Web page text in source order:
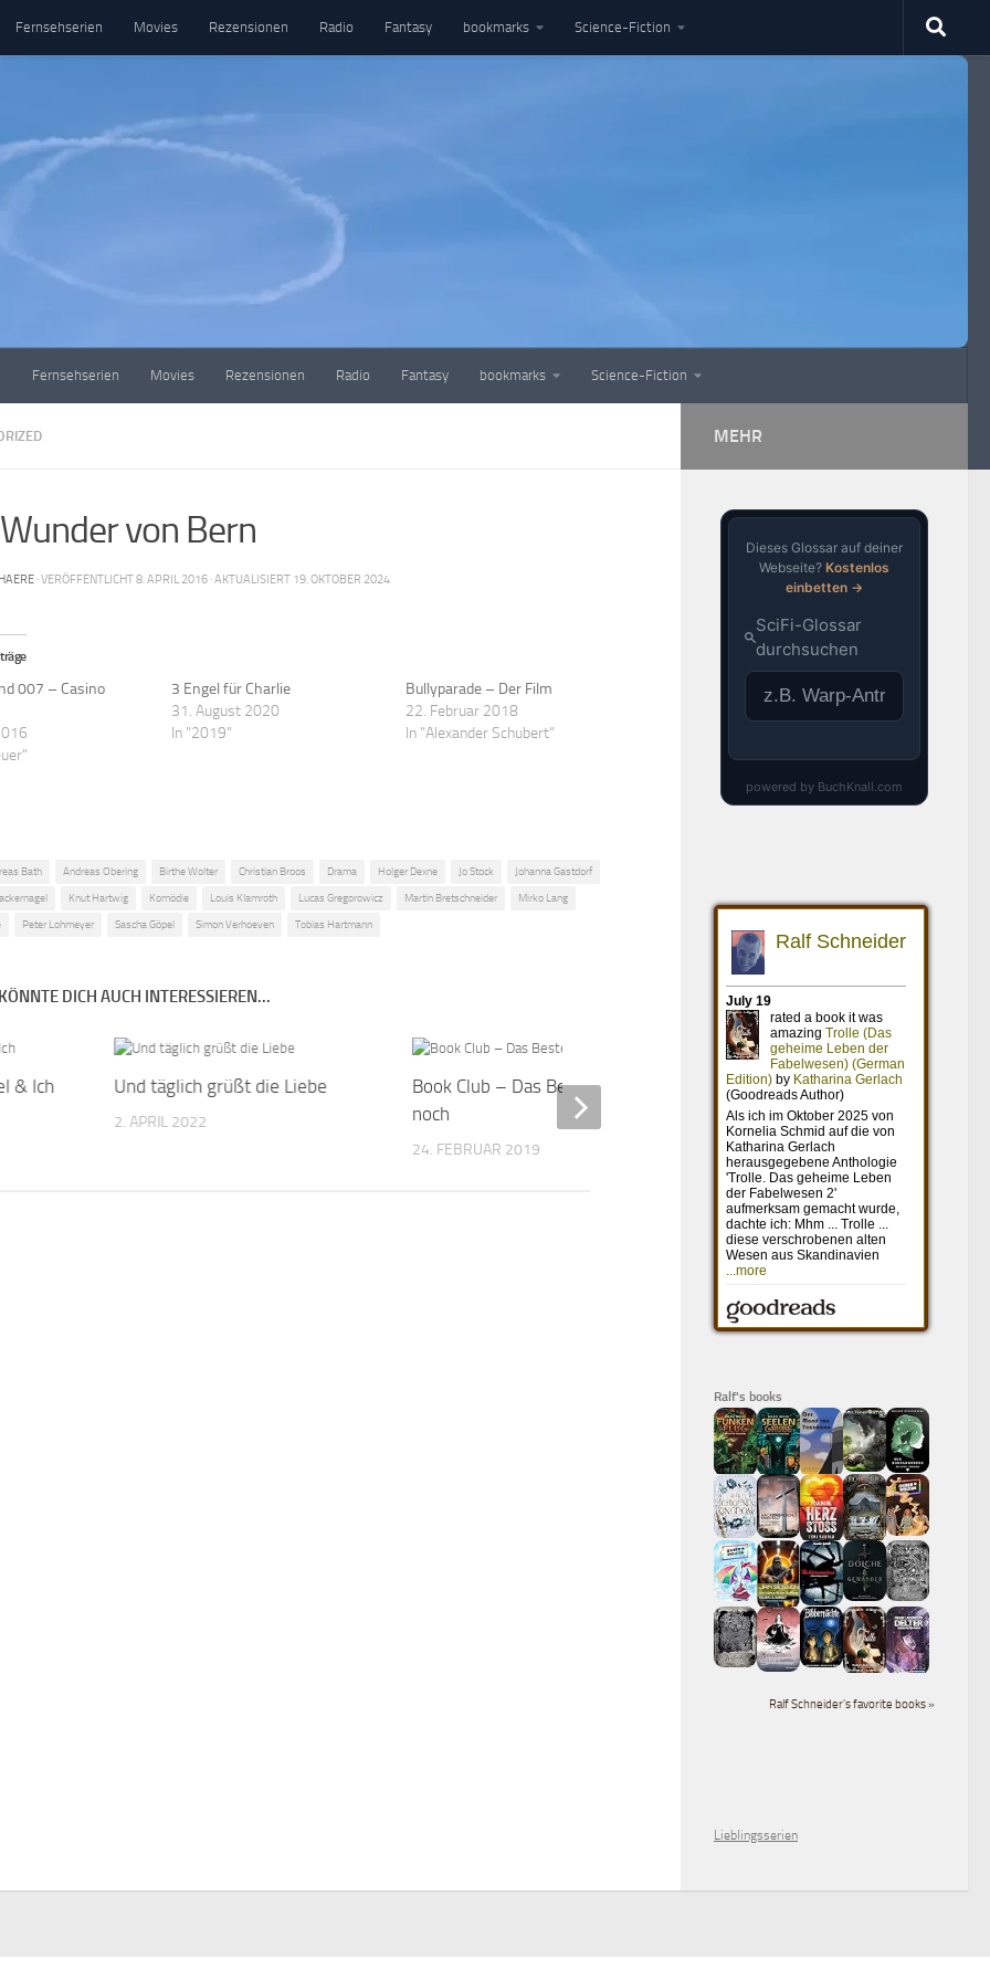
Fernsehserien Movies Rezensionen Radio Fantasy bookmarks Science-Fiction
Fernsehserien Movies Rezensionen Radio Fantasy bookmarks Science-Fiction
von Bern
· VERÖFFENTLICHT8. APRIL 2016 · AKTUALISIERT 19. OKTOBER 2024
007 – Casino
3 Engel für Charlie
31. August 2020
In "2019"
Bullyparade – Der Film
22. Februar 2018
In "Alexander Schubert"
Bath Andreas Obering Birthe Wolter Christian Broos Drama Holger Dexne Jo Stock Johanna Gastdorf
Knut Hartwig Komödie Louis Klamroth Lucas Gregorowicz Martin Bretschneider Mirko Lang
Peter Lohmeyer Sascha Göpel Simon Verhoeven Tobias Hartmann
DICH AUCH INTERESSIEREN...
Und täglich grüßt die Liebe
2. APRIL 2022
Book Club – Das Beste kommt
noch
24. FEBRUAR 2019
Grow Up!? – Erwachsen werd‘ ich
später
20. MAI 2016
& Ich
MEHR
Ralf's books
Ralf Schneider's favorite books »
Lieblingsserien